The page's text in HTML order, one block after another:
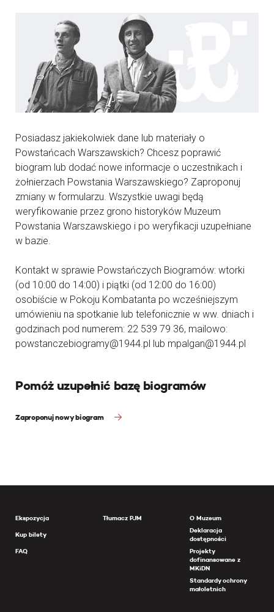
Posiadasz jakiekolwiek dane lub materiały o
Powstańcach Warszawskich? Chcesz poprawić
biogram lub dodać nowe informacje o uczestnikach i
żołnierzach Powstania Warszawskiego? Zaproponuj
zmiany w formularzu. Wszystkie uwagi będą
weryfikowanie przez grono historyków Muzeum
Powstania Warszawskiego i po weryfikacji uzupełniane
w bazie.
Kontakt w sprawie Powstańczych Biogramów: wtorki
(od 10:00 do 14:00) i piątki (od 12:00 do 16:00)
osobiście w Pokoju Kombatanta po wcześniejszym
umówieniu na spotkanie lub telefonicznie w ww. dniach i
godzinach pod numerem: 22 539 79 36, mailowo:
powstanczebiogramy@1944.pl lub mpalgan@1944.pl
Pomóż uzupełnić bazę biogramów
Zaproponuj nowy biogram
Ekspozycja
Kup bilety
FAQ
Tłumacz PJM
O Muzeum
Deklaracja
dostępności
Projekty
dofinansowane z
MKiDN
Standardy ochrony
małoletnich